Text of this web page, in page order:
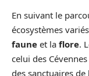
En suivant le
écosystèmes
faune et la flore.
celui des
des sanctuaires